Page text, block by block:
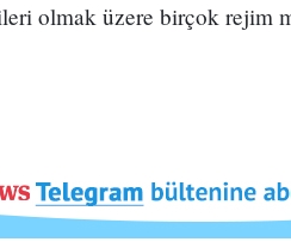
olmak üzere birçok rejim